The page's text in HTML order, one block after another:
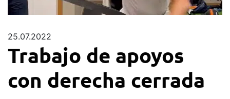
25.07.2022
Trabajo de apoyos
con derecha cerrada